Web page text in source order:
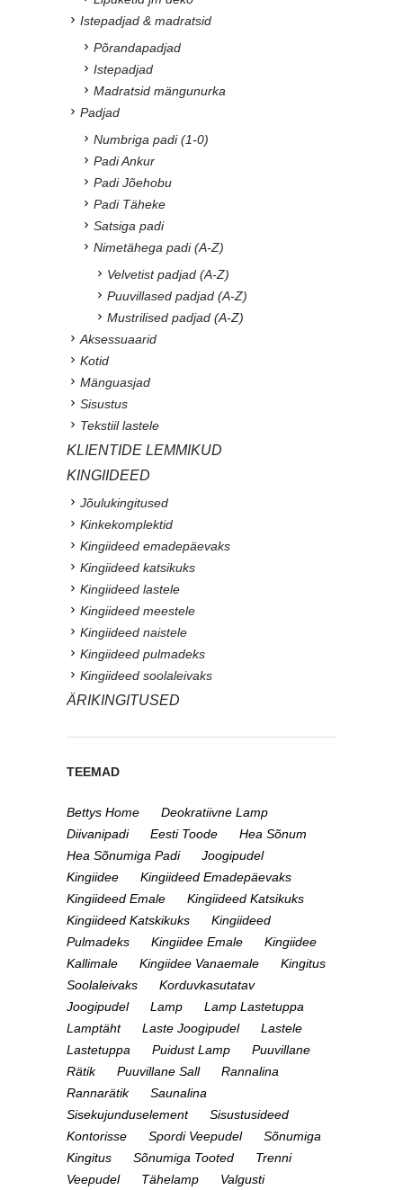
Istepadjad & madratsid
Põrandapadjad
Istepadjad
Madratsid mängunurka
Padjad
Numbriga padi (1-0)
Padi Ankur
Padi Jõehobu
Padi Täheke
Satsiga padi
Nimetähega padi (A-Z)
Velvetist padjad (A-Z)
Puuvillased padjad (A-Z)
Mustrilised padjad (A-Z)
Aksessuaarid
Kotid
Mänguasjad
Sisustus
Tekstiil lastele
KLIENTIDE LEMMIKUD
KINGIIDEED
Jõulukingitused
Kinkekomplektid
Kingiideed emadepäevaks
Kingiideed katsikuks
Kingiideed lastele
Kingiideed meestele
Kingiideed naistele
Kingiideed pulmadeks
Kingiideed soolaleivaks
ÄRIKINGITUSED
TEEMAD
Bettys Home
Deokratiivne Lamp
Diivanipadi
Eesti Toode
Hea Sõnum
Hea Sõnumiga Padi
Joogipudel
Kingiidee
Kingiideed Emadepäevaks
Kingiideed Emale
Kingiideed Katsikuks
Kingiideed Katskikuks
Kingiideed
Pulmadeks
Kingiidee Emale
Kingiidee
Kallimale
Kingiidee Vanaemale
Kingitus
Soolaleivaks
Korduvkasutatav
Joogipudel
Lamp
Lamp Lastetuppa
Lamptäht
Laste Joogipudel
Lastele
Lastetuppa
Puidust Lamp
Puuvillane
Rätik
Puuvillane Sall
Rannalina
Rannarätik
Saunalina
Sisekujunduselement
Sisustusideed
Kontorisse
Spordi Veepudel
Sõnumiga
Kingitus
Sõnumiga Tooted
Trenni
Veepudel
Tähelamp
Valgusti